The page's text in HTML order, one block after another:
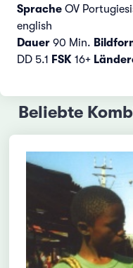
Sprache OV
english
Dauer 90 Min.
DD 5.1 FSK 16+
Beliebte